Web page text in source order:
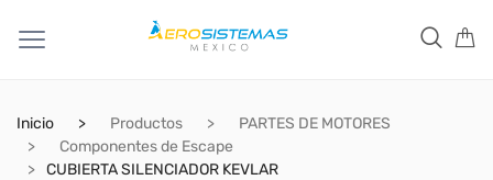
Inicio Productos
PARTES DE MOTORES
Componentes de Escape
CUBIERTA SILENCIADOR KEVLAR